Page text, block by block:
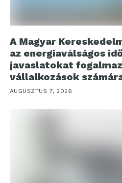
A Magyar
az energiaválságos
javaslatokat
vállalkozások
AUGUSZTUS 7, 2026